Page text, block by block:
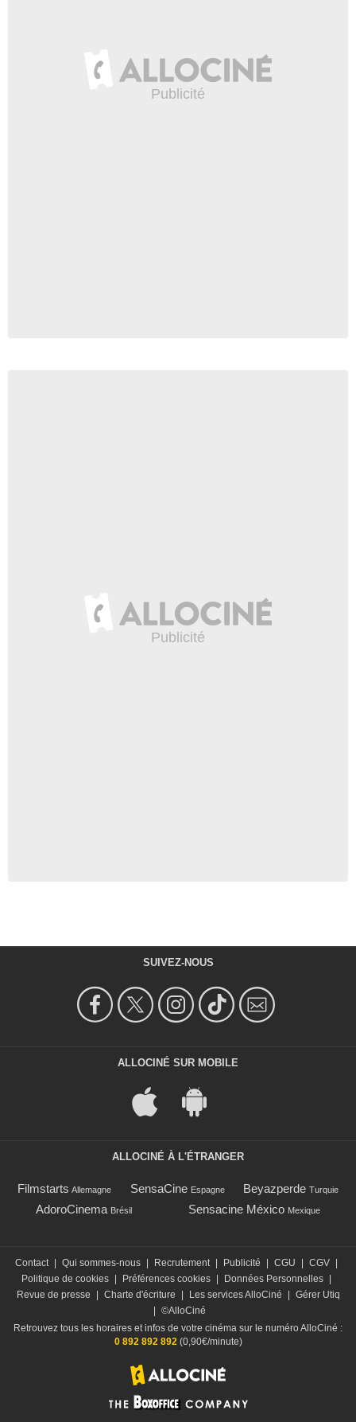
SUIVEZ-NOUS
ALLOCINÉ SUR MOBILE
ALLOCINÉ À L'ÉTRANGER
Filmstarts Allemagne SensaCine Espagne Beyazperde Turquie
AdoroCinema Brésil Sensacine México Mexique
Contact Qui sommes-nous Recrutement Publicité CGU CGV
Politique de cookies
Préférences cookies Données Personnelles
Revue de presse
Charte d'écriture Les services AlloCiné
Gérer Utiq
©AlloCiné
Retrouvez tous les horaires et infos de votre cinéma sur le numéro AlloCiné :
0 892 892 892(0,90€/minute)